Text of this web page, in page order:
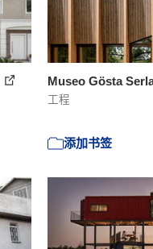
Museo Gösta
工程
添加书签